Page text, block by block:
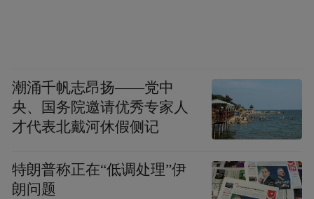
潮涌千帆志昂扬——党中
央、国务院邀请优秀专家人
才代表北戴河休假侧记
特朗普称正在“低调处理”伊
朗问题